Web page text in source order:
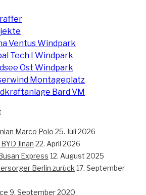
Ventus Windpark
Tech I Windpark
Ost Windpark
Montageplatz
Bard VM
Marco Polo 25. Juli 2026
Jinan 22. April 2026
Express 12. August 2025
Berlin zurück 17. September
9. September 2020